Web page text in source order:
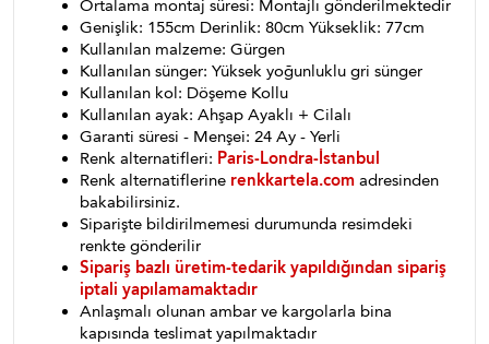
Ortalama montaj süresi: Montajlı gönderilmektedir
Genişlik: 155cm Derinlik: 80cm Yükseklik: 77cm
Kullanılan malzeme: Gürgen
Kullanılan sünger: Yüksek yoğunluklu gri sünger
Kullanılan kol: Döşeme Kollu
Kullanılan ayak: Ahşap Ayaklı + Cilalı
Garanti süresi - Menşei: 24 Ay - Yerli
Renk alternatifleri: Paris-Londra-İstanbul
Renk alternatiflerine renkkartela.com adresinden
bakabilirsiniz.
Siparişte bildirilmemesi durumunda resimdeki
renkte gönderilir
Sipariş bazlı üretim-tedarik yapıldığından sipariş
iptali yapılamamaktadır
Anlaşmalı olunan ambar ve kargolarla bina
kapısında teslimat yapılmaktadır